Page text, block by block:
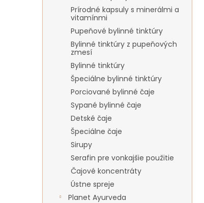
Prírodné kapsuly s minerálmi a
vitamínmi
Pupeňové bylinné tinktúry
Bylinné tinktúry z pupeňových
zmesí
Bylinné tinktúry
Špeciálne bylinné tinktúry
Porciované bylinné čaje
Sypané bylinné čaje
Detské čaje
Špeciálne čaje
Sirupy
Serafin pre vonkajšie použitie
Čajové koncentráty
Ústne spreje
Planet Ayurveda